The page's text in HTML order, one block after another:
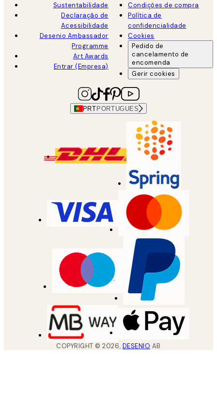
Sustentabilidade
Declaração de
Acessibilidade
Desenio Ambassador
Programme
Art Awards
Entrar (Empresa)
Condições de compra
Política de
confidencialidade
Cookies
Pedido de
cancelamento de
encomenda
Gerir cookies
PRT PORTUGUES
COPYRIGHT ©2026, DESENIO AB